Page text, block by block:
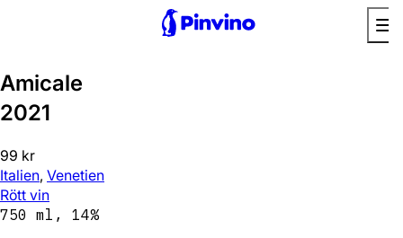
Amicale
2021
99 kr
Italien, Venetien
Rött vin
750 ml, 14%